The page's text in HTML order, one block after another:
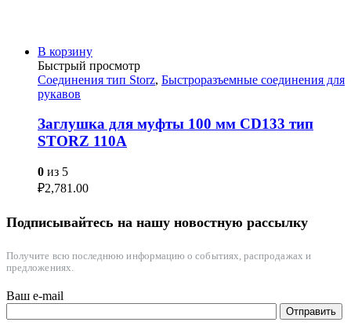
В корзину
Быстрый просмотр
Соединения тип Storz, Быстроразъемные соединения для
рукавов
Заглушка для муфты 100 мм CD133 тип
STORZ 110A
0 из 5
₽2,781.00
Подписывайтесь на нашу новостную рассылку
Получите всю последнюю информацию о событиях, распродажах и
предложениях.
Ваш e-mail